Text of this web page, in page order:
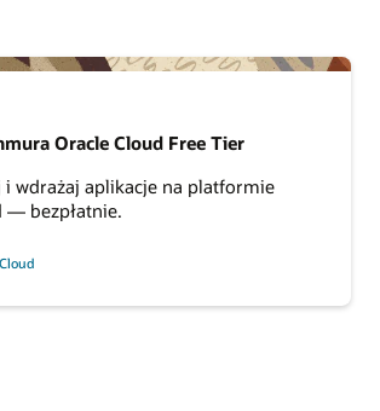
Oracle Cloud Free Tier
i wdrażaj aplikacje na platformie
— bezpłatnie.